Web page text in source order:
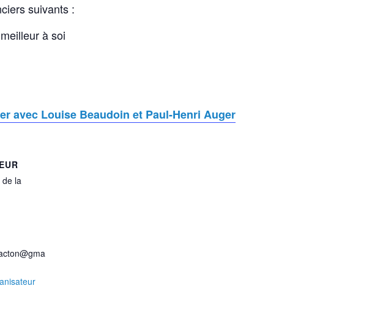
suivants :
à soi
avec Louise Beaudoin et Paul-Henri Auger
de la